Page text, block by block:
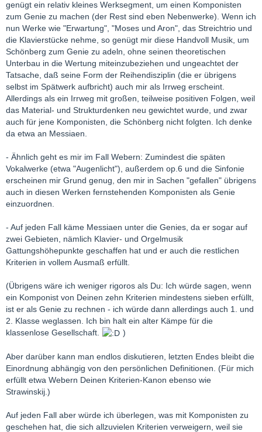
genügt ein relativ kleines Werksegment, um einen Komponisten
zum Genie zu machen (der Rest sind eben Nebenwerke). Wenn ich
nun Werke wie "Erwartung", "Moses und Aron", das Streichtrio und
die Klavierstücke nehme, so genügt mir diese Handvoll Musik, um
Schönberg zum Genie zu adeln, ohne seinen theoretischen
Unterbau in die Wertung miteinzubeziehen und ungeachtet der
Tatsache, daß seine Form der Reihendisziplin (die er übrigens
selbst im Spätwerk aufbricht) auch mir als Irrweg erscheint.
Allerdings als ein Irrweg mit großen, teilweise positiven Folgen, weil
das Material- und Strukturdenken neu gewichtet wurde, und zwar
auch für jene Komponisten, die Schönberg nicht folgten. Ich denke
da etwa an Messiaen.
- Ähnlich geht es mir im Fall Webern: Zumindest die späten
Vokalwerke (etwa "Augenlicht"), außerdem op.6 und die Sinfonie
erscheinen mir Grund genug, den mir in Sachen "gefallen" übrigens
auch in diesen Werken fernstehenden Komponisten als Genie
einzuordnen.
- Auf jeden Fall käme Messiaen unter die Genies, da er sogar auf
zwei Gebieten, nämlich Klavier- und Orgelmusik
Gattungshöhepunkte geschaffen hat und er auch die restlichen
Kriterien in vollem Ausmaß erfüllt.
(Übrigens wäre ich weniger rigoros als Du: Ich würde sagen, wenn
ein Komponist von Deinen zehn Kriterien mindestens sieben erfüllt,
ist er als Genie zu rechnen - ich würde dann allerdings auch 1. und
2. Klasse weglassen. Ich bin halt ein alter Kämpe für die
klassenlose Gesellschaft.
)
Aber darüber kann man endlos diskutieren, letzten Endes bleibt die
Einordnung abhängig von den persönlichen Definitionen. (Für mich
erfüllt etwa Webern Deinen Kriterien-Kanon ebenso wie
Strawinskij.)
Auf jeden Fall aber würde ich überlegen, was mit Komponisten zu
geschehen hat, die sich allzuvielen Kriterien verweigern, weil sie